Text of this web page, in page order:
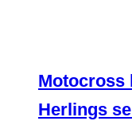
Motocross
Herlings